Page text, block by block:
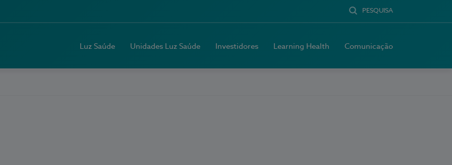
PESQUISA
Luz Saúde Unidades Luz Saúde Investidores Learning Health Comunicação